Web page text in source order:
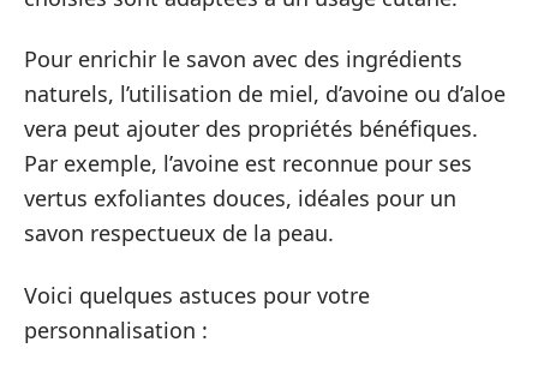
Pour enrichir le savon avec des ingrédients
naturels, l’utilisation de miel, d’avoine ou d’aloe
vera peut ajouter des propriétés bénéfiques.
Par exemple, l’avoine est reconnue pour ses
vertus exfoliantes douces, idéales pour un
savon respectueux de la peau.
Voici quelques astuces pour votre
personnalisation :